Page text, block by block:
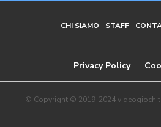
CHI SIAMO STAFF
Privacy Policy
© Copyright © 2019-2024